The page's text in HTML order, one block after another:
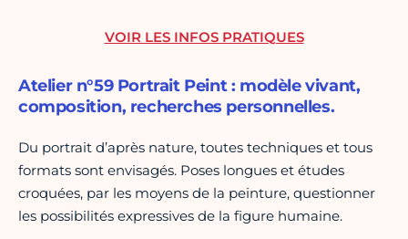
Atelier n°59 Portrait Peint : modèle vivant,
composition, recherches personnelles.
Du portrait d’après nature, toutes techniques et tous
formats sont envisagés. Poses longues et études
croquées, par les moyens de la peinture, questionner
les possibilités expressives de la figure humaine.
VOIR LES INFOS PRATIQUES